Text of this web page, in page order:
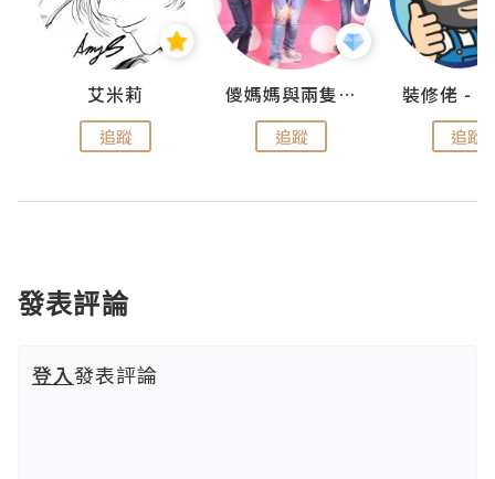
艾米莉
追蹤
儍媽媽與兩隻小魔怪之家
追蹤 追蹤
發表評論
登入發表評論